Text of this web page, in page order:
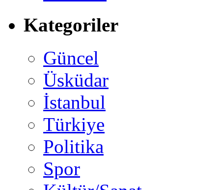
Kategoriler
Güncel
Üsküdar
İstanbul
Türkiye
Politika
Spor